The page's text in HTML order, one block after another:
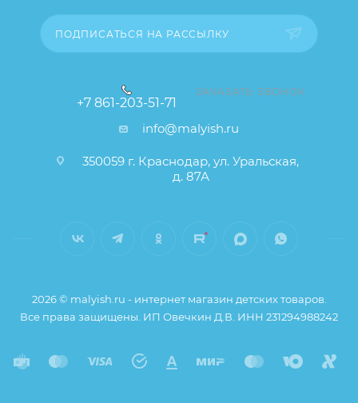
ПОДПИСАТЬСЯ НА РАССЫЛКУ
+7 861-203-51-71
ЗАКАЗАТЬ ЗВОНОК
info@malyish.ru
350059 г. Краснодар, ул. Уральская,
д. 87А
2026 © malyish.ru - интернет магазин детских товаров.
Все права защищены. ИП Овечкин Д.В. ИНН 231294988242